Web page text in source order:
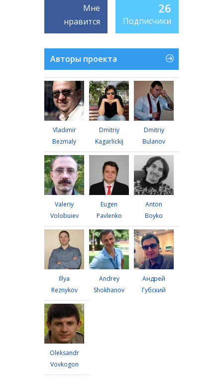
Мне
нравится
26
Подписчики
Авторы проекта
Vladimir
Bezmaly
Dmitriy
Kagarlickij
Dmitriy
Bulanov
Valeriy
Volobuiev
Eugen
Pavlenko
Anton
Boyko
Illya
Reznykov
Andrey
Shokhanov
Андрей
Губский
Oleksandr
Vovkogon